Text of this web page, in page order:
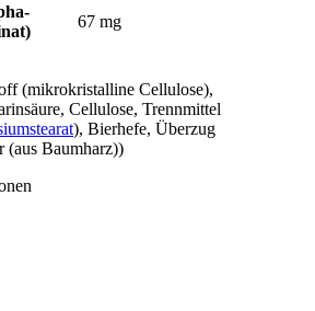
67 mg
(mikrokristalline Cellulose),
Cellulose, Trennmittel
), Bierhefe, Überzug
(aus Baumharz))